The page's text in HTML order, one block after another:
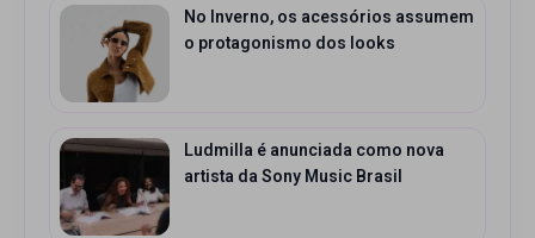
No Inverno, os acessórios assumem
o protagonismo dos looks
Ludmilla é anunciada como nova
artista da Sony Music Brasil